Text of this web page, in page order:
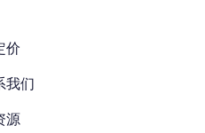
价
我们
源